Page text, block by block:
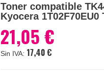
Toner compatible
Kyocera 1T02F70EU0
21,05 €
17,40 €